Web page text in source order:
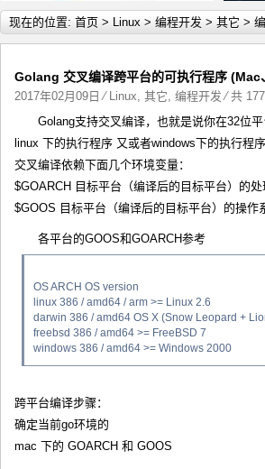
详细内容
test
现在的位置: 首页 > Linux > 编程开发 > 其它 >
Golang 交叉编译跨平台的可执行程序
2017年02月09日 ⁄ Linux, 其它, 编程开发⁄ 共
Golang支持交叉编译，也就是说你在32位
linux 下的执行程序 又或者windows下的执行程序
交叉编译依赖下面几个环境变量：
$GOARCH 目标平台（编译后的目标平台）的
$GOOS 目标平台（编译后的目标平台）的操作
各平台的GOOS和GOARCH参考
OS ARCH OS version
linux 386 / amd64 / arm >= Linux 2.6
darwin 386 / amd64 OS X (Snow Leopard +
freebsd 386 / amd64 >= FreeBSD 7
windows 386 / amd64 >= Windows 2000
跨平台编译步骤：
确定当前go环境的
mac 下的 GOARCH 和 GOOS